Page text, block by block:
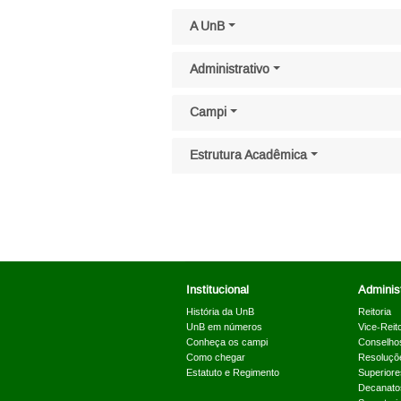
A UnB
Administrativo
Campi
Estrutura Acadêmica
Institucional
História da UnB
UnB em números
Conheça os campi
Como chegar
Estatuto e Regimento
Reitoria
Vice-